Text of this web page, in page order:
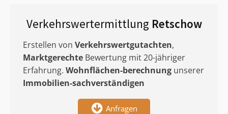
Verkehrswertermittlung Retschow
Erstellen von Verkehrswertgutachten,
Marktgerechte Bewertung mit 20-jähriger
Erfahrung. Wohnflächen-berechnung unserer
Immobilien-sachverständigen
Anfragen